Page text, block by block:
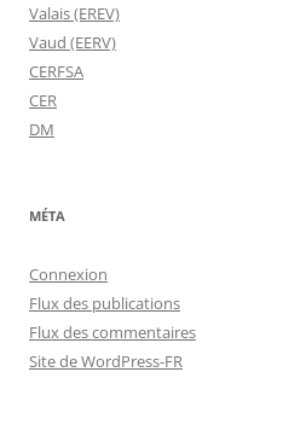
Valais (EREV)
Vaud (EERV)
CERFSA
CER
DM
MÉTA
Connexion
Flux des publications
Flux des commentaires
Site de WordPress-FR